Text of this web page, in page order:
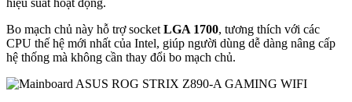
Bo mạch chủ này hỗ trợ socket LGA 1700, tương thích với các
CPU thế hệ mới nhất của Intel, giúp người dùng dễ dàng nâng cấp
hệ thống mà không cần thay đổi bo mạch chủ.